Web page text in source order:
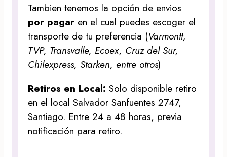
Tambien tenemos la opción de envios
por pagar en el cual puedes escoger el
transporte de tu preferencia (Varmontt,
TVP, Transvalle, Ecoex, Cruz del Sur,
Chilexpress, Starken, entre otros)
Retiros en Local:Solo disponible retiro
en el local Salvador Sanfuentes 2747,
Santiago. Entre 24 a 48 horas, previa
notificación para retiro.